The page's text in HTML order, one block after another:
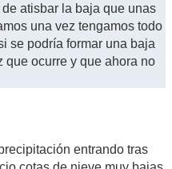
atisbar la baja que unas
una vez tengamos todo
se podría formar una baja
que ocurre y que ahora no
entrando tras